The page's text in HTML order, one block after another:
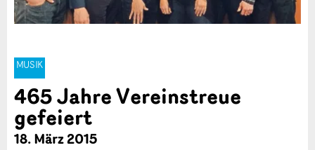
MUSIK
465 Jahre Vereinstreue
gefeiert
18. März 2015